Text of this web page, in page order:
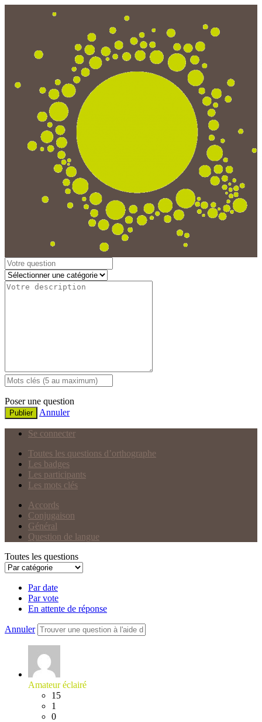
Poser une question
Publier Annuler
Se connecter
Toutes les questions d’orthographe
Les badges
Les participants
Les mots clés
Accords
Conjugaison
Général
Question de langue
Toutes les questions
Par date
Par vote
En attente de réponse
Annuler
Amateur éclairé
15
1
0